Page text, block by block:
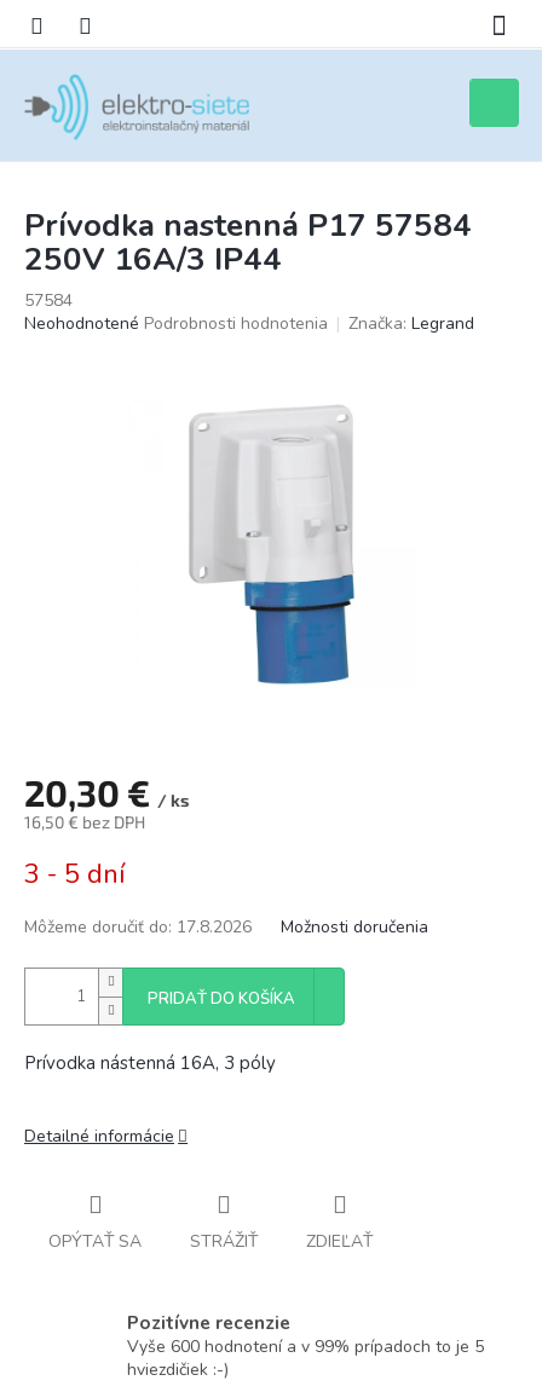
obsah
košík
Prívodka nastenná P17 57584
250V 16A/3 IP44
57584
Priemerné
Neohodnotené Podrobnosti hodnotenia Značka: Legrand
20,30 € / ks
16,50 € bez DPH
cena:
3 - 5 dní
Môžeme doručiť do: 17.8.2026 Možnosti doručenia
PRIDAŤ DO KOŠÍKA
Prívodka nástenná 16A, 3 póly
Detailné informácie
OPÝTAŤ SA STRÁŽIŤ ZDIEĽAŤ
Pozitívne recenzie
Vyše 600 hodnotení a v 99% prípadoch to je 5
hviezdičiek :-)